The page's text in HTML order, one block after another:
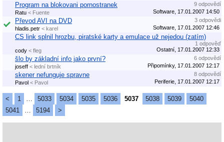
Program na blokovani pornostranek
9 odpovědí
Ratu < Fuente Software, 17.01.2007 14:50
Převod AVI na DVD
3 odpovědi
hladis.petr < karel Software, 17.01.2007 12:46
CS link splnil hrozbu, piratské karty a emulace už nejedou (zatím)
1 odpověď
cody < fleg Ostatní, 17.01.2007 12:33
šlo by základní info jako první?
6 odpovědí
joseff < lední brtník Připomínky, 17.01.2007 12:17
skener nefunguje spravne
8 odpovědí
Pavol < Pavol Periferie, 17.01.2007 12:17
< 1 5033 5034 5035 5036 5037 5038 5039
5040
5041
5194 >